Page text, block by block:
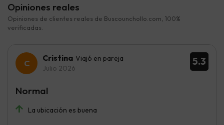
Opiniones reales
Opiniones de clientes reales de Buscounchollo.com, 100%
verificadas.
5.3
Cristina Viajó en pareja
Julio 2026
La ubicación es buena
Normal